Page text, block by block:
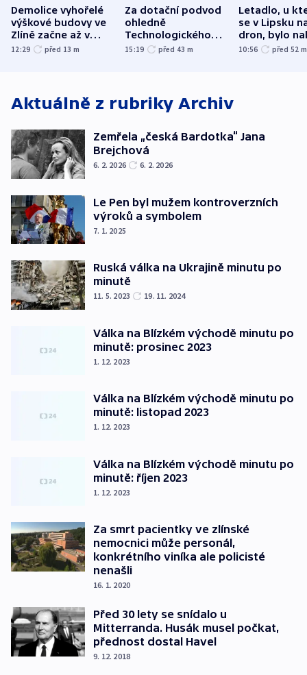
Demolice vyhořelé
výškové budovy ve
Zlíně začne až v
následujících dnech
12:29 před 13 m
Za dotační podvod
ohledně
Technologického
parku poslal soud
15:19 před 43 m
Letadlo, u
se v Lipsku
dron, bylo
municí, píší
10:56 před 52 m
Aktuálně z rubriky Archiv
Zemřela „česká Bardotka“ Jana
Brejchová
6. 2. 2026 6. 2. 2026
Le Pen byl mužem kontroverzních
výroků a symbolem
7. 1. 2025
Ruská válka na Ukrajině minutu po
minutě
11. 5. 2023 19. 11. 2024
Válka na Blízkém východě minutu po
minutě: prosinec 2023
1. 12. 2023
Válka na Blízkém východě minutu po
minutě: listopad 2023
1. 12. 2023
Válka na Blízkém východě minutu po
minutě: říjen 2023
1. 12. 2023
Za smrt pacientky ve zlínské
nemocnici může personál,
konkrétního viníka ale policisté
nenašli
16. 1. 2020
Před 30 lety se snídalo u
Mitterranda. Husák musel počkat,
přednost dostal Havel
9. 12. 2018